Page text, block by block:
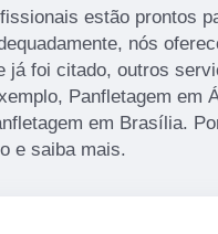
estão prontos
nós
já foi citado, outros
Panfletagem em
em Brasília.
e saiba mais.